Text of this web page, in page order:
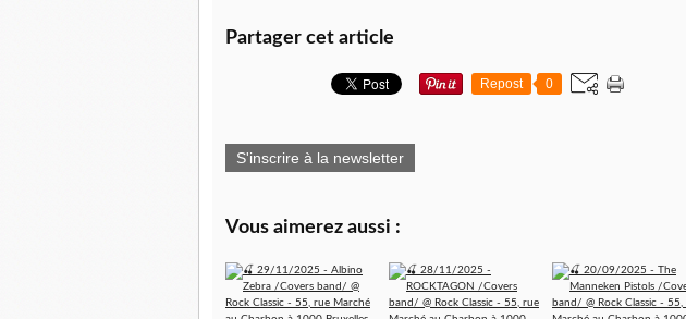
Partager cet article
Repost 0
S'inscrire à la newsletter
Vous aimerez aussi :